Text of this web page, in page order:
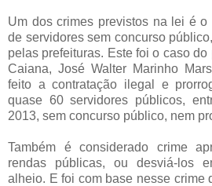
Um dos crimes previstos na lei é
de servidores sem concurso
pelas prefeituras. Este foi o caso
Caiana, José Walter Marinho
feito a contratação ilegal e
quase 60 servidores públicos,
2013, sem concurso público, nem
Também é considerado crime
rendas públicas, ou desviá-los
alheio. E foi com base nesse crime